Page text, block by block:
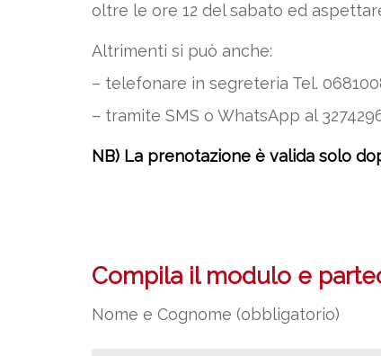
oltre le ore 12 del sabato ed
Altrimenti si può anche:
– telefonare in segreteria Tel.
– tramite SMS o WhatsApp al
NB) La prenotazione è valida solo
Compila il modulo e
Nome e Cognome (obbligatorio)